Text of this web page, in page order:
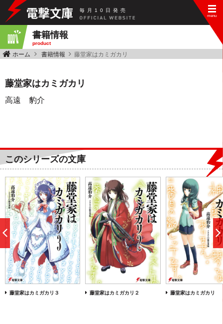
毎 月 10 日 発 売
書籍情報
product
ホーム 書籍情報 藤堂家はカミガカリ
藤堂家はカミガカリ
高遠 豹介
このシリーズの文庫
藤堂家はカミガカリ３ 藤堂家はカミガカリ２ 藤堂家はカミガカリ
前
へ